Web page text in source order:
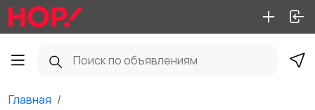
Главная